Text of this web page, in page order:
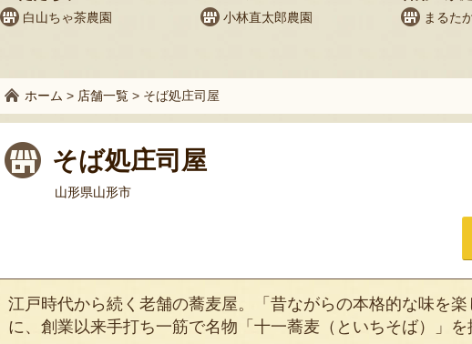
白山ちゃ茶農園 小林直太郎農園 まるた
ホーム > 店舗一覧 > そば処庄司屋
そば処庄司屋
山形県山形市
江戸時代から続く老舗の蕎麦屋。「昔ながらの本格的な味を
に、創業以来手打ち一筋で名物「十一蕎麦（といちそば）」を